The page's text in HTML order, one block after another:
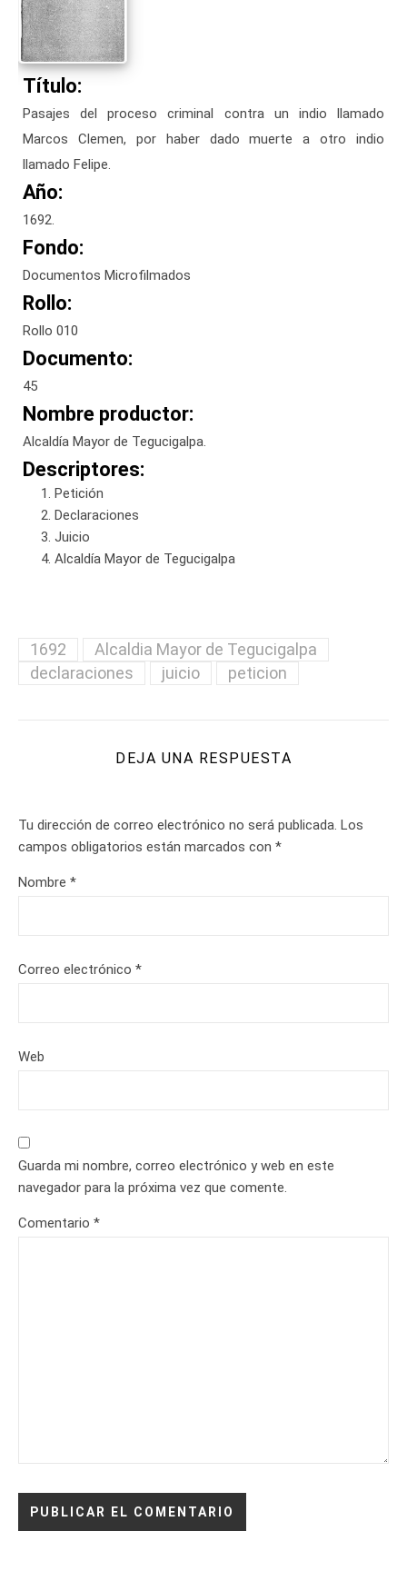
Título:
Pasajes del proceso criminal contra un indio llamado
Marcos Clemen, por haber dado muerte a otro indio
llamado Felipe.
Año:
1692.
Fondo:
Documentos Microfilmados
Rollo:
Rollo 010
Documento:
45
Nombre productor:
Alcaldía Mayor de Tegucigalpa.
Descriptores:
Petición
Declaraciones
Juicio
Alcaldía Mayor de Tegucigalpa
1692
Alcaldia Mayor de Tegucigalpa
declaraciones
juicio peticion
DEJA UNA RESPUESTA
Tu dirección de correo electrónico no será publicada. Los
campos obligatorios están marcados con *
Nombre *
Correo electrónico *
Web
Guarda mi nombre, correo electrónico y web en este
navegador para la próxima vez que comente.
Comentario *